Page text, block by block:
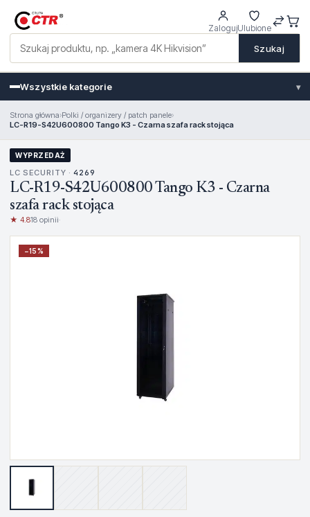
Szukaj
ZalogujUlubione
Wszystkie kategorie ▾
Strona główna›Polki / organizery / patch panele›
LC-R19-S42U600800 Tango K3 - Czarna szafa rack stojąca
WYPRZEDAŻ
LC SECURITY · 4269
LC-R19-S42U600800 Tango K3 - Czarna
szafa rack stojąca
★ 4.818 opinii·
−15%